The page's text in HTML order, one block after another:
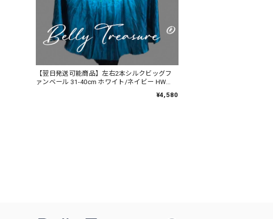
【翌日発送可能商品】左右2本シルクビッグフ
ァンベール 31-40cm ホワイト/ネイビー HW
¥4,580